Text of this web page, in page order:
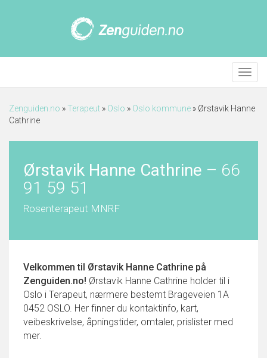
Meny
Zenguiden.no »Terapeut » Oslo » Oslo kommune » Ørstavik Hanne
Cathrine
Ørstavik Hanne Cathrine – 66
91 59 51
Rosenterapeut MNRF
Velkommen til Ørstavik Hanne Cathrine på
Zenguiden.no! Ørstavik Hanne Cathrine holder til i
Oslo i Terapeut, nærmere bestemt Brageveien 1A
0452 OSLO. Her finner du kontaktinfo, kart,
veibeskrivelse, åpningstider, omtaler, prislister med
mer.